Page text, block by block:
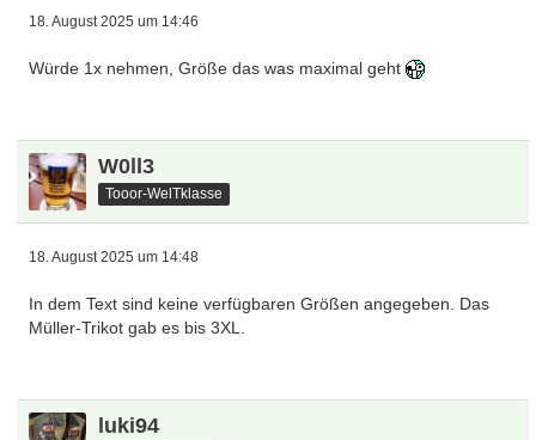
18. August 2025 um 14:46
Würde 1x nehmen, Größe das was maximal geht
W0ll3
Tooor-WelTklasse
18. August 2025 um 14:48
In dem Text sind keine verfügbaren Größen angegeben. Das
Müller-Trikot gab es bis 3XL.
luki94